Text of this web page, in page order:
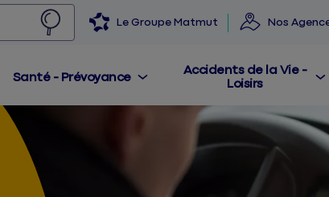
Le Groupe Matmut Nos
Santé - Prévoyance
Accidents de la Vie -
Loisirs